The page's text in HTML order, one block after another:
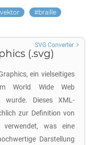
vektor braille
(.svg)
ein vielseitiges
World Wide Web
wurde. Dieses XML-
zur Definition von
was eine
Darstellung
SVG Converter